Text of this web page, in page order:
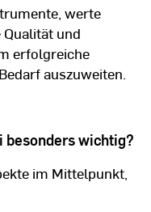
werte
und
erfolgreiche
auszuweiten.
besonders wichtig?
im Mittelpunkt,